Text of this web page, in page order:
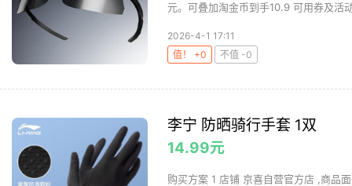
元。可叠加淘金币到手10.9 可用券及活
2026-4-1 17:11
值！ +0
不值 -0
李宁 防晒骑行手套 1双
14.99元
购买方案 1 店铺 京喜自营官方店 ,商品